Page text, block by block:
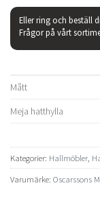
Eller ring och beställ
Frågor på vårt
Mått
Meja hatthylla
Kategorier: Hallmöbler,
Varumärke: Oscarssons